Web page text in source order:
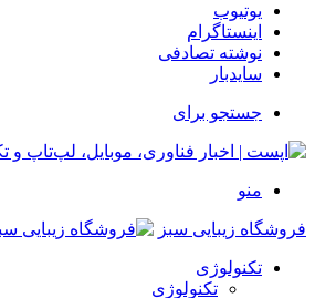
یوتیوب
اینستاگرام
نوشته تصادفی
سایدبار
جستجو برای
منو
فروشگاه زیبایی سبز
تکنولوژی
تکنولوژی